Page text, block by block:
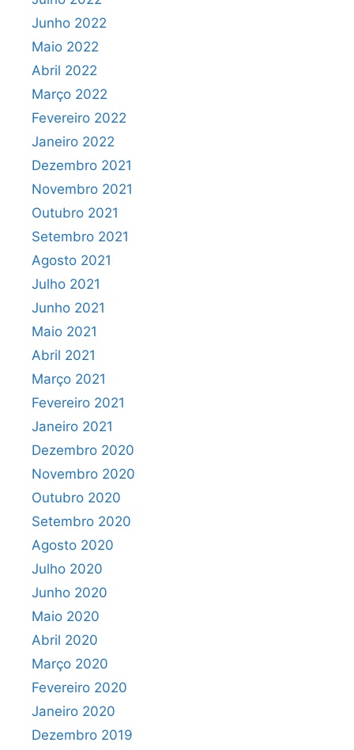
Junho 2022
Maio 2022
Abril 2022
Março 2022
Fevereiro 2022
Janeiro 2022
Dezembro 2021
Novembro 2021
Outubro 2021
Setembro 2021
Agosto 2021
Julho 2021
Junho 2021
Maio 2021
Abril 2021
Março 2021
Fevereiro 2021
Janeiro 2021
Dezembro 2020
Novembro 2020
Outubro 2020
Setembro 2020
Agosto 2020
Julho 2020
Junho 2020
Maio 2020
Abril 2020
Março 2020
Fevereiro 2020
Janeiro 2020
Dezembro 2019